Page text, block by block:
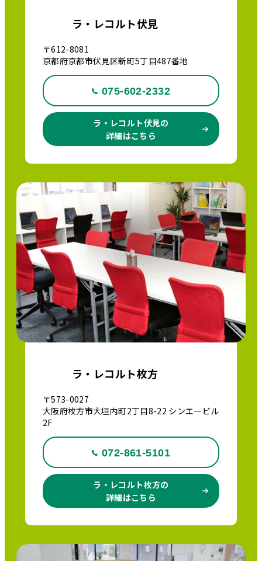
ラ・レコルト伏見
〒612-8081
京都府京都市伏見区新町5丁目487番地
075-602-2332
ラ・レコルト伏見の
詳細はこちら
ラ・レコルト枚方
〒573-0027
大阪府枚方市大垣内町2丁目8-22 シンエービル
2F
072-861-5101
ラ・レコルト枚方の
詳細はこちら